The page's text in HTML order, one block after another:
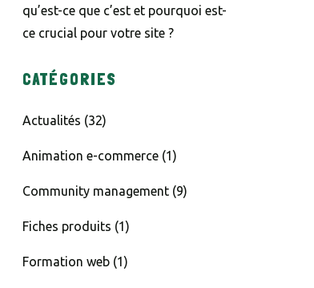
qu’est-ce que c’est et pourquoi est-
ce crucial pour votre site ?
CATÉGORIES
Actualités (32)
Animation e-commerce(1)
Community management(9)
Fiches produits (1)
Formation web(1)